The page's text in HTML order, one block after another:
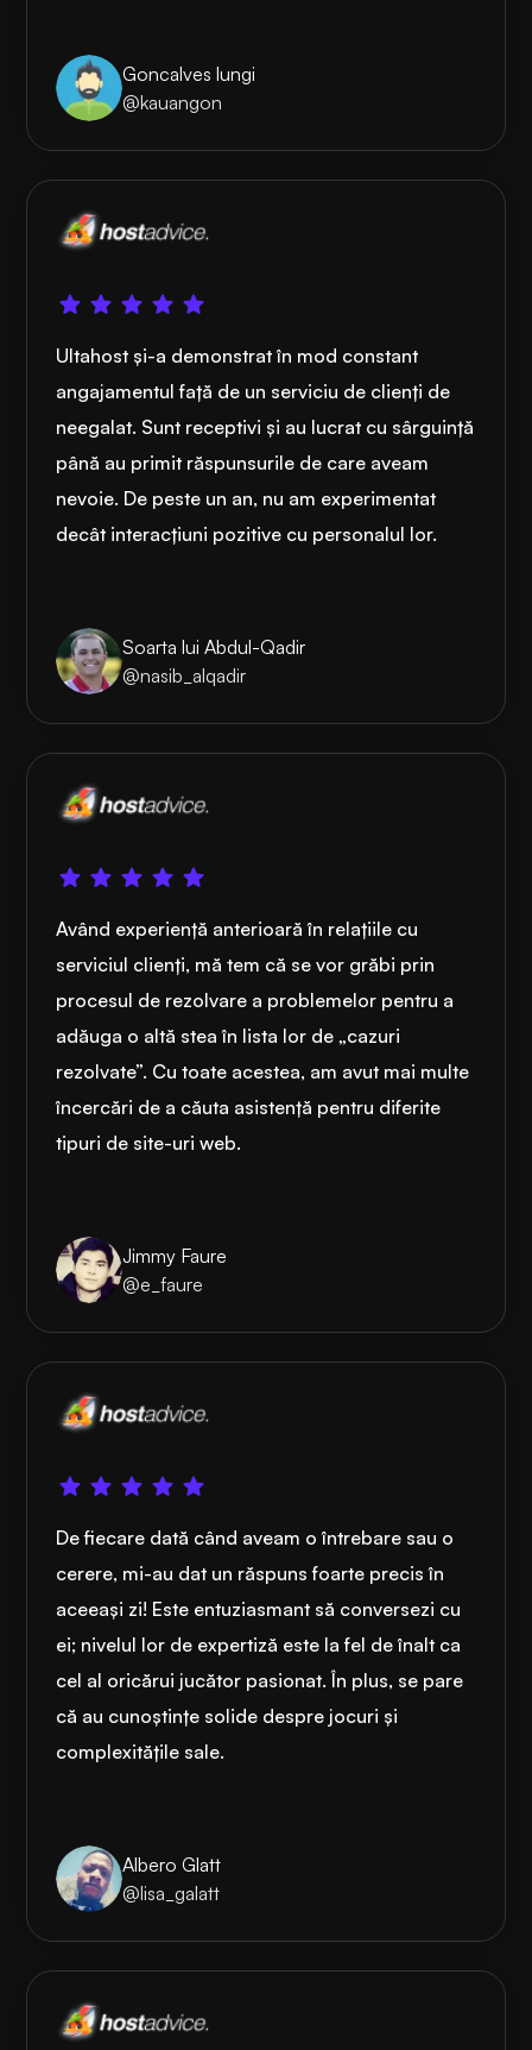
Goncalves lungi
@kauangon
Ultahost și-a demonstrat în mod constant
angajamentul față de un serviciu de clienți de
neegalat. Sunt receptivi și au lucrat cu sârguință
până au primit răspunsurile de care aveam
nevoie. De peste un an, nu am experimentat
decât interacțiuni pozitive cu personalul lor.
Soarta lui Abdul-Qadir
@nasib_alqadir
Având experiență anterioară în relațiile cu
serviciul clienți, mă tem că se vor grăbi prin
procesul de rezolvare a problemelor pentru a
adăuga o altă stea în lista lor de „cazuri
rezolvate”. Cu toate acestea, am avut mai multe
încercări de a căuta asistență pentru diferite
tipuri de site-uri web.
Jimmy Faure
@e_faure
De fiecare dată când aveam o întrebare sau o
cerere, mi-au dat un răspuns foarte precis în
aceeași zi! Este entuziasmant să conversezi cu
ei; nivelul lor de expertiză este la fel de înalt ca
cel al oricărui jucător pasionat. În plus, se pare
că au cunoștințe solide despre jocuri și
complexitățile sale.
Albero Glatt
@lisa_galatt